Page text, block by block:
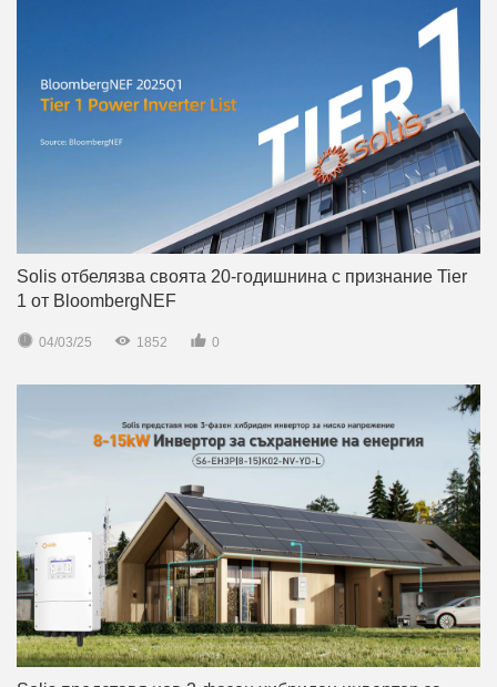
Solis отбелязва своята 20-годишнина с признание Tier
1 от BloombergNEF
 04/03/25  1852  0